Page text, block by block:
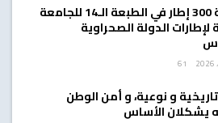
مشاركة 300 إطار في الطبعة الـ14 للجامعة
لإطارات الدولة الصحراوية
61
تاريخية و نوعية، و أمن الوطن
يشكلان الأساس